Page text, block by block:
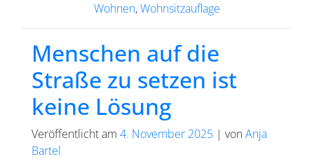
Wohnen,Wohnsitzauflage
Menschen auf die
Straße zu setzen ist
keine Lösung
Veröffentlicht am 4. November 2025 | vonAnja
Bartel